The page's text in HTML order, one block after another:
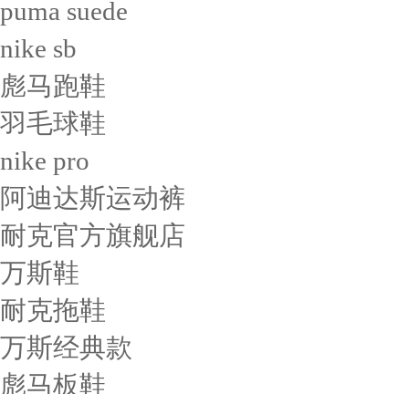
puma suede
nike sb
彪马跑鞋
羽毛球鞋
nike pro
阿迪达斯运动裤
耐克官方旗舰店
万斯鞋
耐克拖鞋
万斯经典款
彪马板鞋